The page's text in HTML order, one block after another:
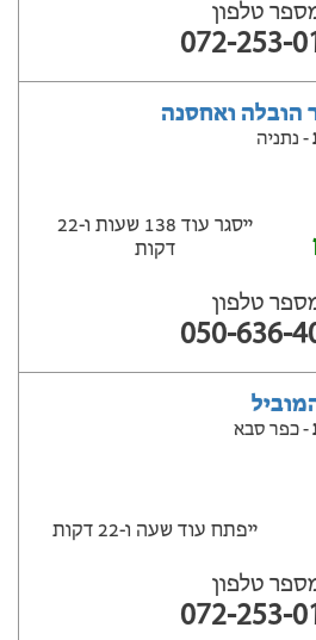
טלפון
072-253-
הובלה ואחסנה
- נתניה
ייסגר עוד 138 שעות ‫ו-22
דקות
טלפון
050-636-
- כפר סבא
ייפתח עוד שעה ‫ו-22 דקות
טלפון
072-253-